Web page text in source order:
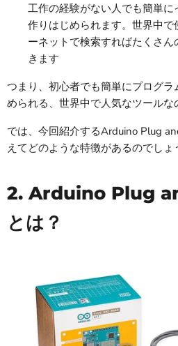
工作の経験がない人でも簡単
作りはじめられます。世界中
ーネットで検索すればたくさ
きます
つまり、初心者でも簡単にプログ
められる、世界中で人気なツールな
では、今回紹介するArduino Plug
えてどのような特徴があるのでしょ
2. Arduino Plug
とは？